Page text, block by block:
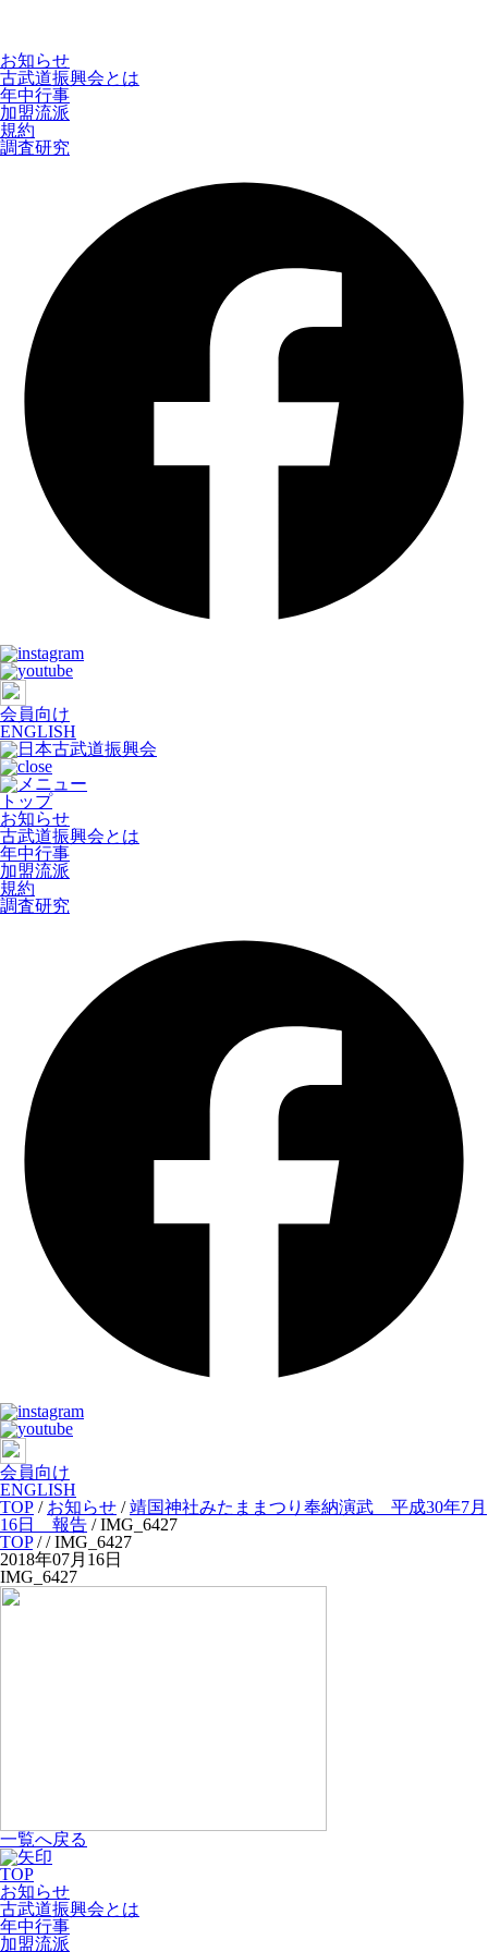
お知らせ
古武道振興会とは
年中行事
加盟流派
規約
調査研究
会員向け
ENGLISH
トップ
お知らせ
古武道振興会とは
年中行事
加盟流派
規約
調査研究
会員向け
ENGLISH
TOP / お知らせ /靖国神社みたままつり奉納演武 平成30年7月
16日 報告 /IMG_6427
TOP// IMG_6427
2018年07月16日
IMG_6427
一覧へ戻る
TOP
お知らせ
古武道振興会とは
年中行事
加盟流派